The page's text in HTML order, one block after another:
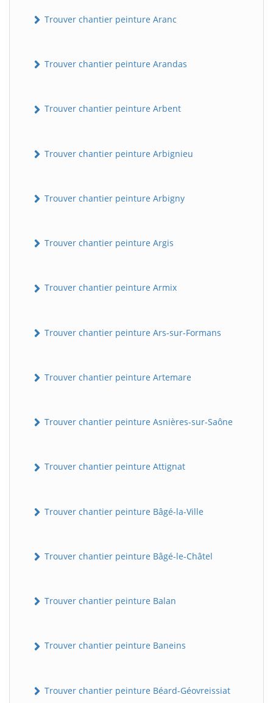
Trouver chantier peinture Aranc
Trouver chantier peinture Arandas
Trouver chantier peinture Arbent
Trouver chantier peinture Arbignieu
Trouver chantier peinture Arbigny
Trouver chantier peinture Argis
Trouver chantier peinture Armix
Trouver chantier peinture Ars-sur-Formans
Trouver chantier peinture Artemare
Trouver chantier peinture Asnières-sur-Saône
Trouver chantier peinture Attignat
Trouver chantier peinture Bâgé-la-Ville
Trouver chantier peinture Bâgé-le-Châtel
Trouver chantier peinture Balan
Trouver chantier peinture Baneins
Trouver chantier peinture Béard-Géovreissiat